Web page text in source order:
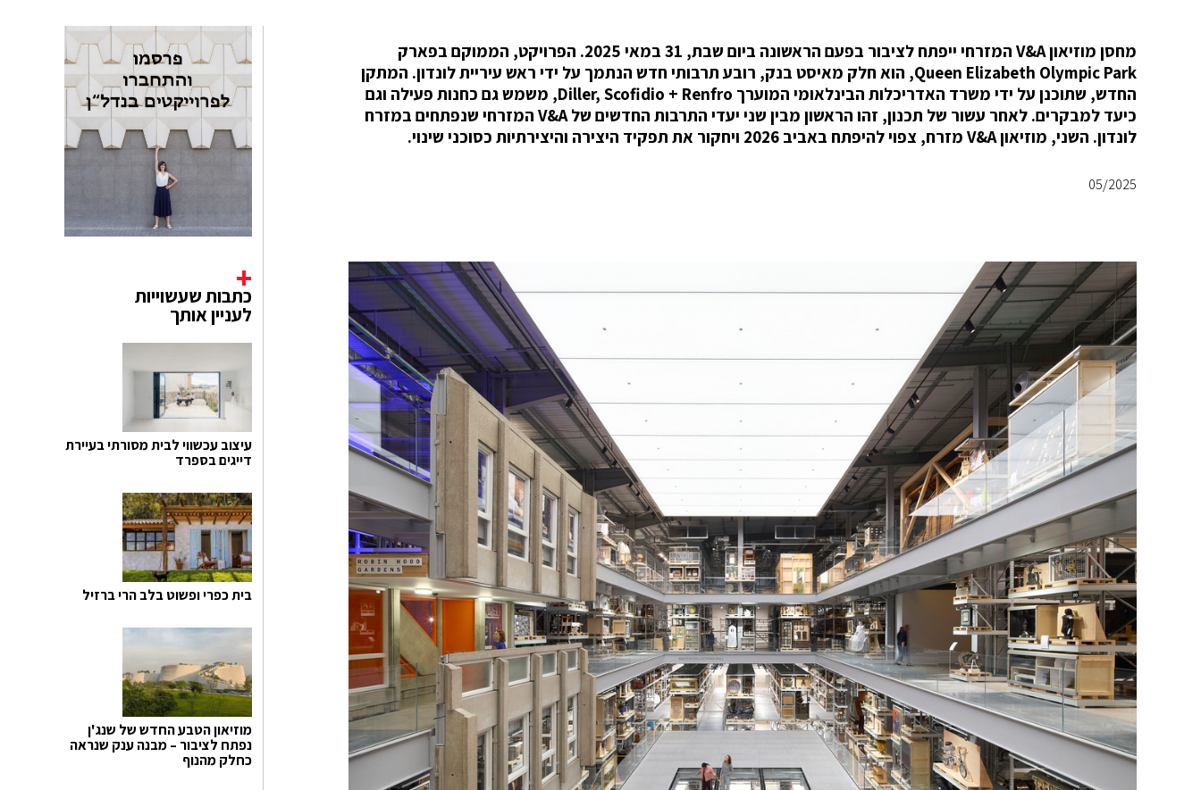
מחסן מוזיאון V&A המזרחי ייפתח לציבור בפעם הראשונה ביום שבת, 31 במאי 2025. הפרויקט, הממוקם בפארק
Queen Elizabeth Olympic Park, הוא חלק מאיסט בנק, רובע תרבותי חדש הנתמך על ידי ראש עיריית לונדון. המתקן
החדש, שתוכנן על ידי משרד האדריכלות הבינלאומי המוערך Diller, Scofidio + Renfro, משמש גם כחנות פעילה וגם
כיעד למבקרים. לאחר עשור של תכנון, זהו הראשון מבין שני יעדי התרבות החדשים של V&A המזרחי שנפתחים במזרח
לונדון. השני, מוזיאון V&A מזרח, צפוי להיפתח באביב 2026 ויחקור את תפקיד היצירה והיצירתיות כסוכני שינוי.
05/2025
כתבות שעשוייות
לעניין אותך
עיצוב עכשווי לבית מסורתי בעיירת
דייגים בספרד
בית כפרי ופשוט בלב הרי ברזיל
מוזיאון הטבע החדש של שנג'ן
נפתח לציבור – מבנה ענק שנראה
כחלק מהנוף